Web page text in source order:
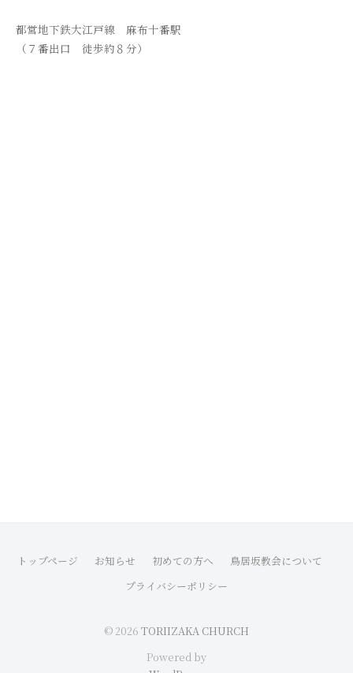
都営地下鉄大江戸線 麻布十番駅
（７番出口 徒歩約８分）
トップページ お知らせ 初めての方へ
鳥居坂教会について
プライバシーポリシー
© 2026 TORIIZAKA CHURCH
Powered by